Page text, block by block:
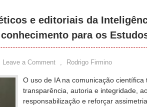
e editoriais da
para os
Leave a Comment , Rodrigo Firmino
O uso de IA na comunicação
transparência, autoria e integridade,
responsabilização e reforçar